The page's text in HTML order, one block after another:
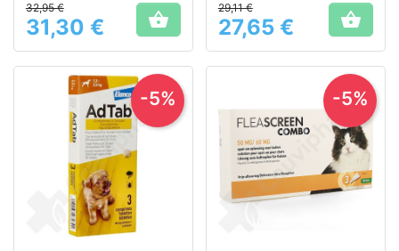
votre petit chien
Prix
32,95 €
31,30 € 
vers intestinaux
Prix
29,11 €
27,65 € 
-5% -5%